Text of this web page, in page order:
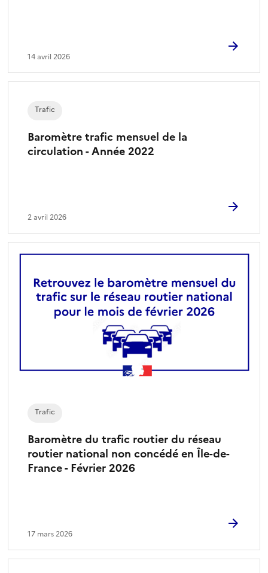
14 avril 2026
Baromètre trafic mensuel de la
circulation - Année 2022
Trafic
2 avril 2026
Baromètre du trafic routier du réseau
routier national non concédé en Île-de-
France - Février 2026
Trafic
17 mars 2026